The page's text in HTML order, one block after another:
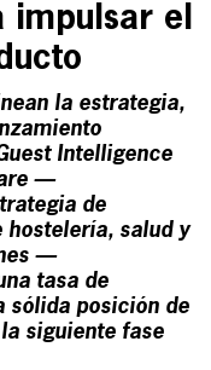
impulsar el
la estrategia,
Intelligence
—
de
hostelería, salud y
—
tasa de
sólida posición de
siguiente fase